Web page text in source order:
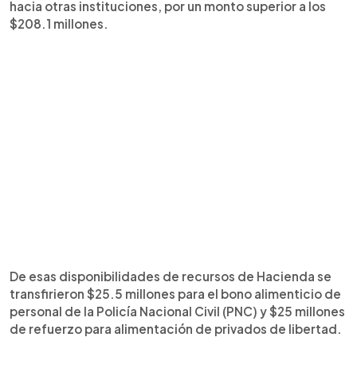
hacia otras instituciones, por un monto superior a los
$208.1 millones.
De esas disponibilidades de recursos de Hacienda se
transfirieron $25.5 millones para el bono alimenticio de
personal de la Policía Nacional Civil (PNC) y $25 millones
de refuerzo para alimentación de privados de libertad.